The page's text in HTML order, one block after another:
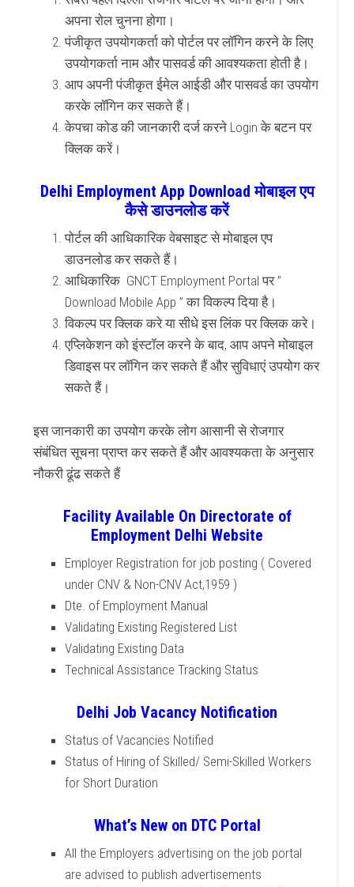
अपना रोल चुनना होगा।
पंजीकृत उपयोगकर्ता को पोर्टल पर लॉगिन करने के लिए
उपयोगकर्ता नाम और पासवर्ड की आवश्यकता होती है।
आप अपनी पंजीकृत ईमेल आईडी और पासवर्ड का उपयोग
करके लॉगिन कर सकते हैं।
केपचा कोड की जानकारी दर्ज करने Login के बटन पर
क्लिक करें।
Delhi Employment App Download मोबाइल एप
कैसे डाउनलोड करें
पोर्टल की आधिकारिक वेबसाइट से मोबाइल एप
डाउनलोड कर सकते हैं।
आधिकारिक GNCT Employment Portal पर ”
Download Mobile App ” का विकल्प दिया है।
विकल्प पर क्लिक करे या सीधे इस लिंक पर क्लिक करे।
एप्लिकेशन को इंस्टॉल करने के बाद, आप अपने मोबाइल
डिवाइस पर लॉगिन कर सकते हैं और सुविधाएं उपयोग कर
सकते हैं।
इस जानकारी का उपयोग करके लोग आसानी से रोजगार
संबंधित सूचना प्राप्त कर सकते हैं और आवश्यकता के अनुसार
नौकरी ढूंढ सकते हैं
Facility Available On Directorate of
Employment Delhi Website
Employer Registration for job posting ( Covered
under CNV & Non-CNV Act,1959 )
Dte. of Employment Manual
Validating Existing Registered List
Validating Existing Data
Technical Assistance Tracking Status
Delhi Job Vacancy Notification
Status of Vacancies Notified
Status of Hiring of Skilled/ Semi-Skilled Workers
for Short Duration
What’s New on DTC Portal
All the Employers advertising on the job portal
are advised to publish advertisements